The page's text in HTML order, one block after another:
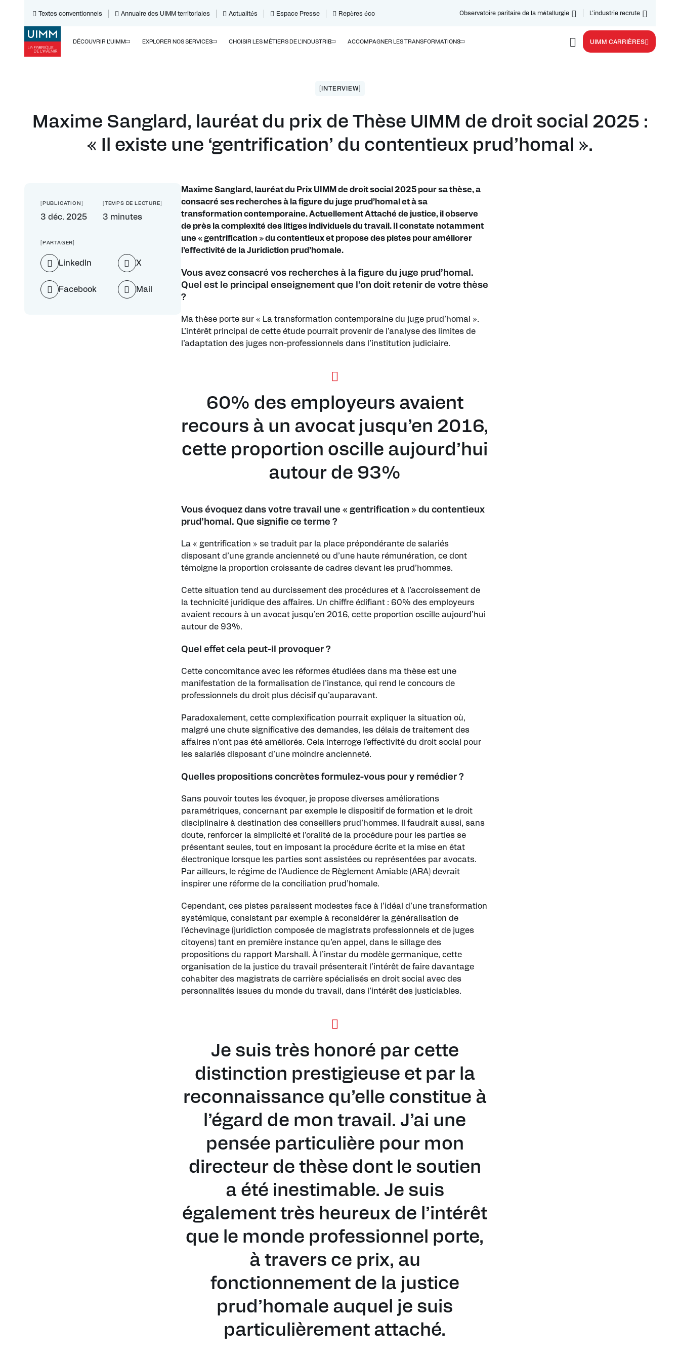
Textes conventionnels Annuaire des UIMM territoriales Actualités Espace Presse Repères éco Observatoire paritaire de la métallurgie L’industrie recrute
DÉCOUVRIR L'UIMM EXPLORER NOS SERVICES CHOISIR LES MÉTIERS DE L’INDUSTRIE ACCOMPAGNER LES TRANSFORMATIONS UIMM CARRIÈRES
[INTERVIEW]
Maxime Sanglard, lauréat du prix de Thèse UIMM de droit social 2025 :
« Il existe une ‘gentrification’ du contentieux prud’homal ».
[PUBLICATION]
3 déc. 2025
[TEMPS DE LECTURE]
3 minutes
[PARTAGER]
LinkedIn X
Facebook Mail
Maxime Sanglard, lauréat du Prix UIMM de droit social 2025 pour sa thèse, a
consacré ses recherches à la figure du juge prud’homal et à sa
transformation contemporaine. Actuellement Attaché de justice, il observe
de près la complexité des litiges individuels du travail. Il constate notamment
une « gentrification » du contentieux et propose des pistes pour améliorer
l’effectivité de la Juridiction prud’homale.
Vous avez consacré vos recherches à la figure du juge prud’homal.
Quel est le principal enseignement que l’on doit retenir de votre thèse
?
Ma thèse porte sur « La transformation contemporaine du juge prud’homal ».
L’intérêt principal de cette étude pourrait provenir de l’analyse des limites de
l’adaptation des juges non-professionnels dans l’institution judiciaire.
60% des employeurs avaient
recours à un avocat jusqu’en 2016,
cette proportion oscille aujourd’hui
autour de 93%
Vous évoquez dans votre travail une « gentrification » du contentieux
prud’homal. Que signifie ce terme ?
La « gentrification » se traduit par la place prépondérante de salariés
disposant d’une grande ancienneté ou d’une haute rémunération, ce dont
témoigne la proportion croissante de cadres devant les prud’hommes.
Cette situation tend au durcissement des procédures et à l’accroissement de
la technicité juridique des affaires. Un chiffre édifiant : 60% des employeurs
avaient recours à un avocat jusqu’en 2016, cette proportion oscille aujourd’hui
autour de 93%.
Quel effet cela peut-il provoquer ?
Cette concomitance avec les réformes étudiées dans ma thèse est une
manifestation de la formalisation de l’instance, qui rend le concours de
professionnels du droit plus décisif qu’auparavant.
Paradoxalement, cette complexification pourrait expliquer la situation où,
malgré une chute significative des demandes, les délais de traitement des
affaires n’ont pas été améliorés. Cela interroge l’effectivité du droit social pour
les salariés disposant d’une moindre ancienneté.
Quelles propositions concrètes formulez-vous pour y remédier ?
Sans pouvoir toutes les évoquer, je propose diverses améliorations
paramétriques, concernant par exemple le dispositif de formation et le droit
disciplinaire à destination des conseillers prud’hommes. Il faudrait aussi, sans
doute, renforcer la simplicité et l’oralité de la procédure pour les parties se
présentant seules, tout en imposant la procédure écrite et la mise en état
électronique lorsque les parties sont assistées ou représentées par avocats.
Par ailleurs, le régime de l’Audience de Règlement Amiable (ARA) devrait
inspirer une réforme de la conciliation prud’homale.
Cependant, ces pistes paraissent modestes face à l’idéal d’une transformation
systémique, consistant par exemple à reconsidérer la généralisation de
l’échevinage (juridiction composée de magistrats professionnels et de juges
citoyens) tant en première instance qu’en appel, dans le sillage des
propositions du rapport Marshall. À l’instar du modèle germanique, cette
organisation de la justice du travail présenterait l’intérêt de faire davantage
cohabiter des magistrats de carrière spécialisés en droit social avec des
personnalités issues du monde du travail, dans l’intérêt des justiciables.
Je suis très honoré par cette
distinction prestigieuse et par la
reconnaissance qu’elle constitue à
l’égard de mon travail. J’ai une
pensée particulière pour mon
directeur de thèse dont le soutien
a été inestimable. Je suis
également très heureux de l’intérêt
que le monde professionnel porte,
à travers ce prix, au
fonctionnement de la justice
prud’homale auquel je suis
particulièrement attaché.